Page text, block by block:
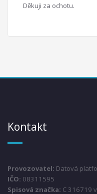
Děkuji za ochotu.
Kontakt
Provozovatel: Datová
IČO: 08311595
Spisová značka: C 316719